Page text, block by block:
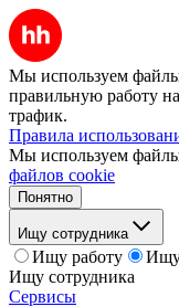
Мы используем
правильную работу
трафик.
Правила
Мы используем
файлов cookie
Понятно
Ищу сотрудника
Ищу работу
Ищу
Ищу сотрудника
Сервисы